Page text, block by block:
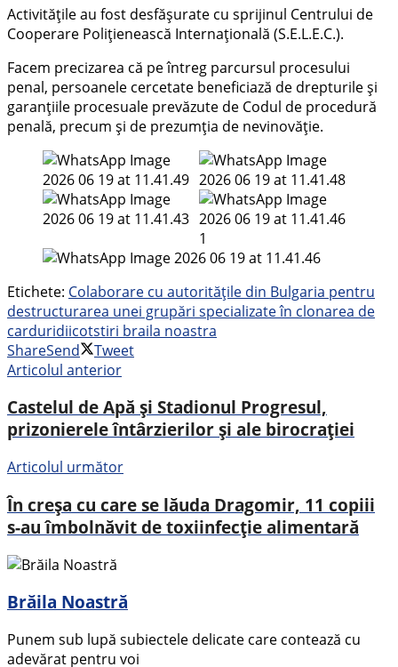
Activitățile au fost desfășurate cu sprijinul Centrului de
Cooperare Polițienească Internațională (S.E.L.E.C.).
Facem precizarea că pe întreg parcursul procesului
penal, persoanele cercetate beneficiază de drepturile și
garanțiile procesuale prevăzute de Codul de procedură
penală, precum și de prezumția de nevinovăție.
Etichete: Colaborare cu autoritățile din Bulgaria pentru
destructurarea unei grupări specializate în clonarea de
carduridiicotstiri braila noastra
ShareSend
Tweet
Articolul anterior
Castelul de Apă și Stadionul Progresul,
prizonierele întârzierilor și ale birocrației
Articolul următor
În creșa cu care se lăuda Dragomir, 11 copiii
s-au îmbolnăvit de toxiinfecție alimentară
Brăila Noastră
Punem sub lupă subiectele delicate care contează cu
adevărat pentru voi